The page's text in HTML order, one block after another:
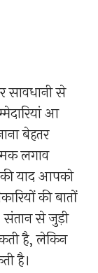
से
आ
बेहतर
लगाव
याद आपको
की बातों
संतान से जुड़ी
है, लेकिन
है।